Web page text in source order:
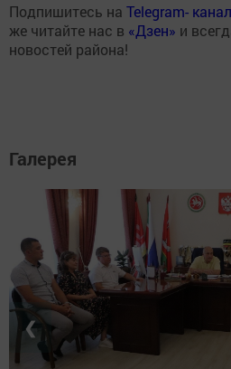
Подпишитесь на Telegram-
же читайте нас в «Дзен» и
новостей района!
Галерея
❮